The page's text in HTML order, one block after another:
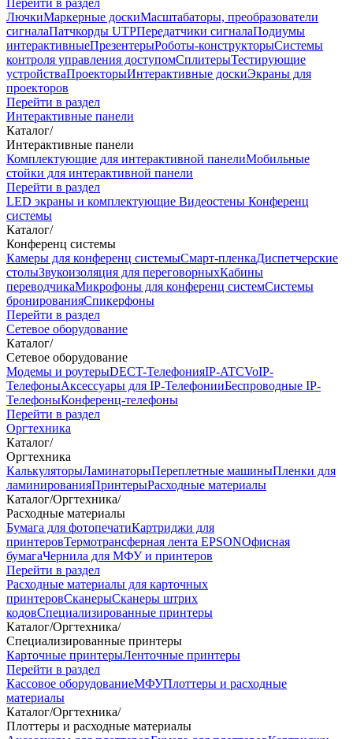
Перейти в раздел
ЛючкиМаркерные доскиМасштабаторы, преобразователи
сигналаПатчкорды UTPПередатчики сигналаПодиумы
интерактивныеПрезентерыРоботы-конструкторыСистемы
контроля управления доступомСплитерыТестирующие
устройстваПроекторыИнтерактивные доскиЭкраны для
проекторов
Перейти в раздел
Интерактивные панели
Каталог/
Интерактивные панели
Комплектующие для интерактивной панелиМобильные
стойки для интерактивной панели
Перейти в раздел
LED экраны и комплектующие Видеостены Конференц
системы
Каталог/
Конференц системы
Камеры для конференц системыCмарт-пленкаДиспетчерские
столыЗвукоизоляция для переговорныхКабины
переводчикаМикрофоны для конференц системСистемы
бронированияСпикерфоны
Перейти в раздел
Сетевое оборудование
Каталог/
Сетевое оборудование
Модемы и роутерыDECT-ТелефонияIP-ATCVoIP-
ТелефоныАксессуары для IP-ТелефонииБеспроводные IP-
ТелефоныКонференц-телефоны
Перейти в раздел
Оргтехника
Каталог/
Оргтехника
КалькуляторыЛаминаторыПереплетные машиныПленки для
ламинированияПринтерыРасходные материалы
Каталог/Оргтехника/
Расходные материалы
Бумага для фотопечатиКартриджи для
принтеровТермотрансферная лента EPSONОфисная
бумагаЧернила для МФУ и принтеров
Перейти в раздел
Расходные материалы для карточных
принтеровСканерыСканеры штрих
кодовСпециализированные принтеры
Каталог/Оргтехника/
Специализированные принтеры
Карточные принтерыЛенточные принтеры
Перейти в раздел
Кассовое оборудованиеМФУПлоттеры и расходные
материалы
Каталог/Оргтехника/
Плоттеры и расходные материалы